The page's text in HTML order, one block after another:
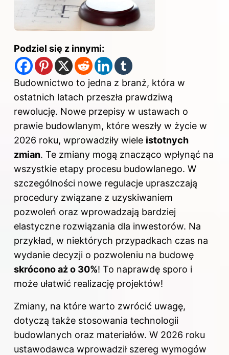
Podziel się z innymi:
Budownictwo to jedna z branż, która w
ostatnich latach przeszła prawdziwą
rewolucję. Nowe przepisy w ustawach o
prawie budowlanym, które weszły w życie w
2026 roku, wprowadziły wiele istotnych
zmian. Te zmiany mogą znacząco wpłynąć na
wszystkie etapy procesu budowlanego. W
szczególności nowe regulacje upraszczają
procedury związane z uzyskiwaniem
pozwoleń oraz wprowadzają bardziej
elastyczne rozwiązania dla inwestorów. Na
przykład, w niektórych przypadkach czas na
wydanie decyzji o pozwoleniu na budowę
skrócono aż o 30%! To naprawdę sporo i
może ułatwić realizację projektów!
Zmiany, na które warto zwrócić uwagę,
dotyczą także stosowania technologii
budowlanych oraz materiałów. W 2026 roku
ustawodawca wprowadził szereg wymogów